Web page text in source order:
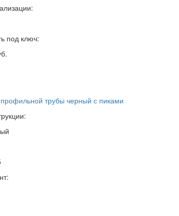
под ключ:
трубы черный с пиками